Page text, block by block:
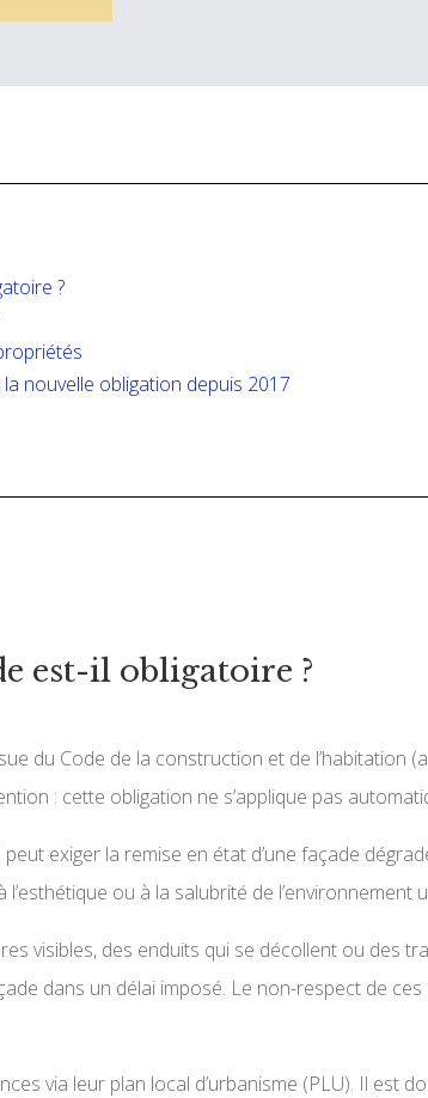
?
nouvelle obligation depuis 2017
est-il obligatoire ?
du Code de la construction et de l’habitation
: cette obligation ne s’applique pas
peut exiger la remise en état d’une façade
ou à la salubrité de l’environnement
visibles, des enduits qui se décollent ou des
dans un délai imposé. Le non-respect de
via leur plan local d’urbanisme (PLU). Il est